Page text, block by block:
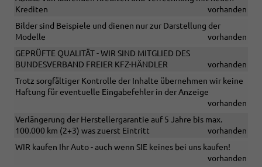
Krediten
vorhanden
Bilder sind Beispiele und dienen nur zur Darstellung der
Modelle
vorhanden
GEPRÜFTE QUALITÄT - WIR SIND MITGLIED DES
BUNDESVERBAND FREIER KFZ-HÄNDLER
vorhanden
Trotz sorgfältiger Kontrolle der Inhalte übernehmen wir keine
Haftung für eventuelle Eingabefehler in der Anzeige
vorhanden
Verlängerung der Herstellergarantie auf 5 Jahre bis max.
100.000 km (2+3) was zuerst Eintritt
vorhanden
WIR kaufen Ihr Auto - auch wenn SIE keines bei uns kaufen!
vorhanden